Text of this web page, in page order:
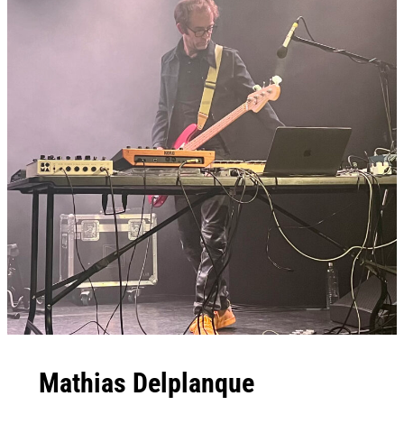
Mathias Delplanque